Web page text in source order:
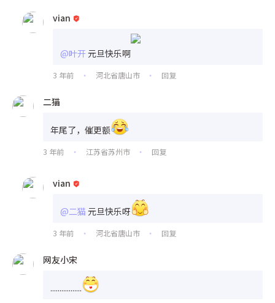
vian
@叶开 元旦快乐啊
3 年前 • 河北省唐山市 • 回复
二猫
年尾了，催更额
3 年前 • 江苏省苏州市 • 回复
vian
@二猫 元旦快乐呀
3 年前 • 河北省唐山市 • 回复
网友小宋
.................